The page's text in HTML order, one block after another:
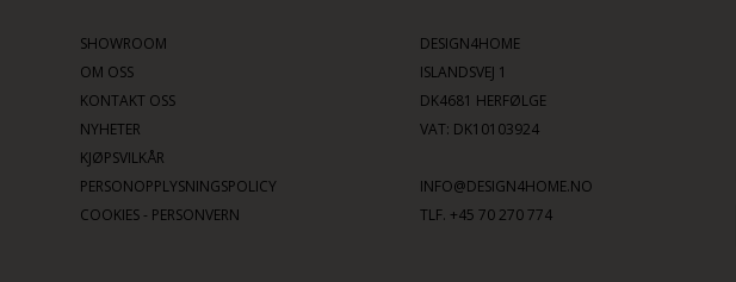
SHOWROOM
OM OSS
KONTAKT OSS
NYHETER
KJØPSVILKÅR
PERSONOPPLYSNINGSPOLICY
COOKIES - PERSONVERN
DESIGN4HOME
ISLANDSVEJ 1
DK4681 HERFØLGE
VAT: DK10103924
INFO@DESIGN4HOME.NO
TLF. +45 70 270 774